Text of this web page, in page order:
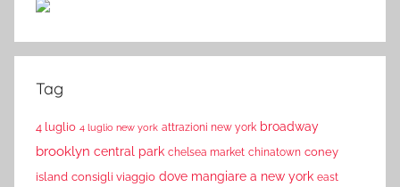
Tag
4 luglio 4 luglio new york attrazioni new york broadway
brooklyn central park chelsea market chinatown coney
island consigli viaggio dove mangiare a new york east